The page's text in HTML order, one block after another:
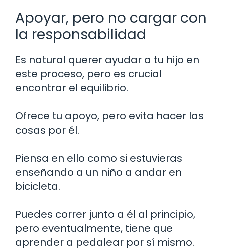
Apoyar, pero no cargar con
la responsabilidad
Es natural querer ayudar a tu hijo en
este proceso, pero es crucial
encontrar el equilibrio.
Ofrece tu apoyo, pero evita hacer las
cosas por él.
Piensa en ello como si estuvieras
enseñando a un niño a andar en
bicicleta.
Puedes correr junto a él al principio,
pero eventualmente, tiene que
aprender a pedalear por sí mismo.